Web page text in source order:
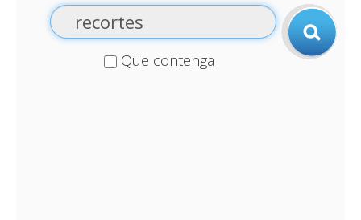
Que contenga